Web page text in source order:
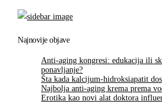
Najnovije objave
Anti-aging kongresi: edukacija ili
ponavljanje?
Šta kada kalcijum-hidroksiapatit
Najbolja anti-aging krema prema
Erotika kao novi alat doktora